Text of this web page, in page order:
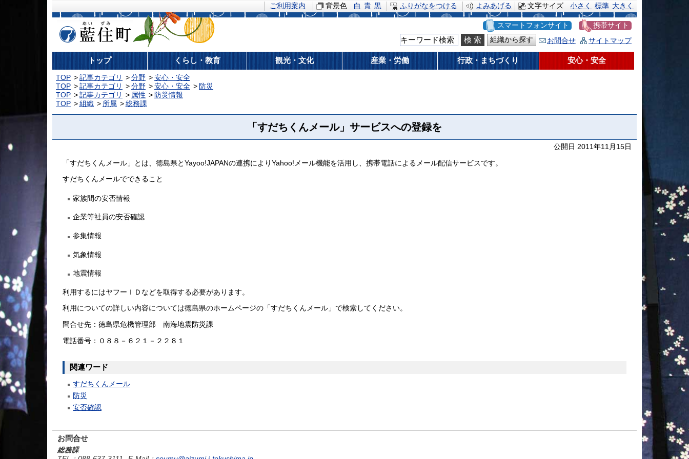
文字サイズ 小さく 標準 大きく
ご利用案内 背景色 白 青 黒 ふりがなをつける よみあげる
藍住町
スマートフォンサイト
携帯サイト
組織から探す
お問合せ サイトマップ
トップ くらし・教育 観光・文化 産業・労働 行政・まちづくり 安心・安全
TOP 記事カテゴリ 分野
安心・安全
TOP
記事カテゴリ 分野 安心・安全
防災
TOP
記事カテゴリ 属性
防災情報
TOP
組織 所属 総務課
「すだちくんメール」サービスへの登録を
公開日 2011年11月15日
「すだちくんメール」とは、徳島県とYayoo!JAPANの連携によりYahoo!メール機能を活用し、携帯電話によるメール配信サービスです。
すだちくんメールでできること
家族間の安否情報
企業等社員の安否確認
参集情報
気象情報
地震情報
利用するにはヤフーＩＤなどを取得する必要があります。
利用についての詳しい内容については徳島県のホームページの「すだちくんメール」で検索してください。
問合せ先：徳島県危機管理部 南海地震防災課
電話番号：０８８－６２１－２２８１
関連ワード
すだちくんメール
防災
安否確認
お問合せ
総務課